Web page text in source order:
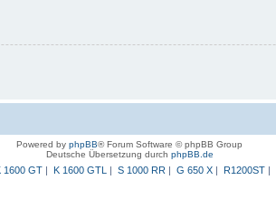
Powered by phpBB® Forum Software © phpBB Group
Deutsche Übersetzung durch phpBB.de
1600 GT| K 1600 GTL | S 1000 RR | G 650 X| R1200ST|